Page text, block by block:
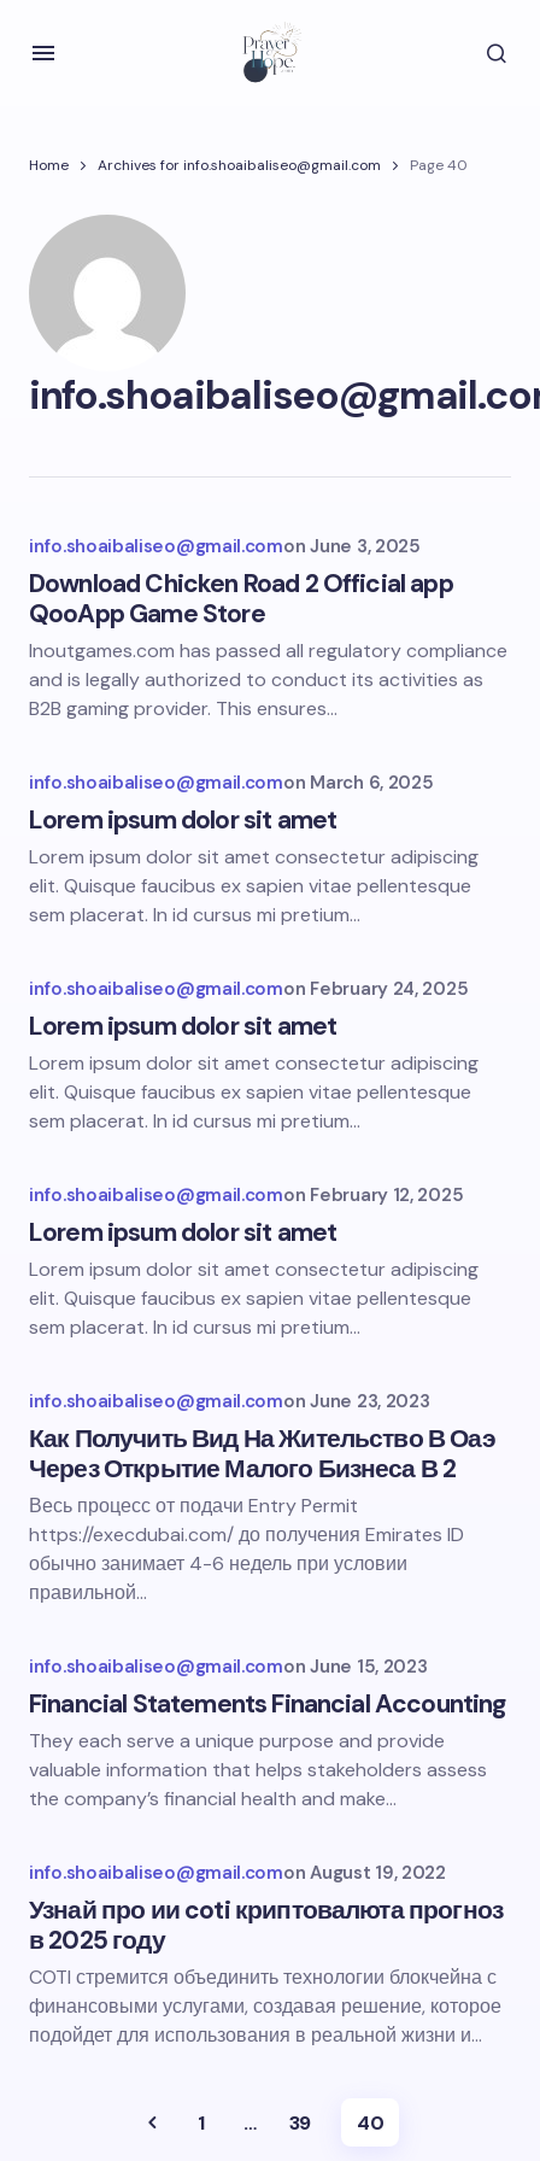
Home Archives for info.shoaibaliseo@gmail.com Page 40
info.shoaibaliseo@gmail.comon June 3, 2025
Download Chicken Road 2 Official app
QooApp Game Store
Inoutgames.com has passed all regulatory compliance
and is legally authorized to conduct its activities as
B2B gaming provider. This ensures…
info.shoaibaliseo@gmail.comon March 6, 2025
Lorem ipsum dolor sit amet
Lorem ipsum dolor sit amet consectetur adipiscing
elit. Quisque faucibus ex sapien vitae pellentesque
sem placerat. In id cursus mi pretium…
info.shoaibaliseo@gmail.comon February 24, 2025
Lorem ipsum dolor sit amet
Lorem ipsum dolor sit amet consectetur adipiscing
elit. Quisque faucibus ex sapien vitae pellentesque
sem placerat. In id cursus mi pretium…
info.shoaibaliseo@gmail.comon February 12, 2025
Lorem ipsum dolor sit amet
Lorem ipsum dolor sit amet consectetur adipiscing
elit. Quisque faucibus ex sapien vitae pellentesque
sem placerat. In id cursus mi pretium…
info.shoaibaliseo@gmail.comon June 23, 2023
Как Получить Вид На Жительство В Оаэ
Через Открытие Малого Бизнеса В 2
Весь процесс от подачи Entry Permit
https://execdubai.com/ до получения Emirates ID
обычно занимает 4-6 недель при условии
правильной…
info.shoaibaliseo@gmail.comon June 15, 2023
Financial Statements Financial Accounting
They each serve a unique purpose and provide
valuable information that helps stakeholders assess
the company’s financial health and make…
info.shoaibaliseo@gmail.comon August 19, 2022
Узнай про ии coti криптовалюта прогноз
в 2025 году
COTI стремится объединить технологии блокчейна с
финансовыми услугами, создавая решение, которое
подойдет для использования в реальной жизни и…
1 … 39 40